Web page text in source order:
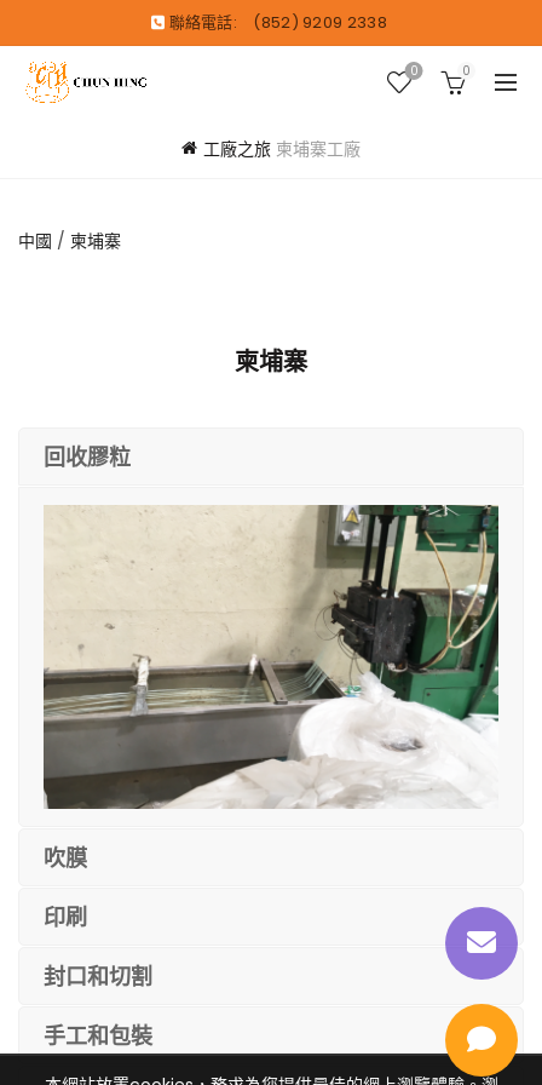
聯絡電話: (852) 9209 2338
0 0
工廠之旅 柬埔寨工廠
中國 / 柬埔寨
柬埔寨
回收膠粒
吹膜
印刷
封口和切割
手工和包裝